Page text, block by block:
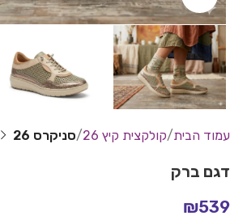
עמוד הבית קולקצית קיץ 26 סניקרס 26
דגם ברק
₪539